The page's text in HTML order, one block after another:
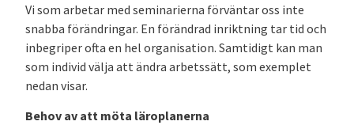
Vi som arbetar med seminarierna förväntar oss inte
snabba förändringar. En förändrad inriktning tar tid och
inbegriper ofta en hel organisation. Samtidigt kan man
som individ välja att ändra arbetssätt, som exemplet
nedan visar.
Behov av att möta läroplanerna